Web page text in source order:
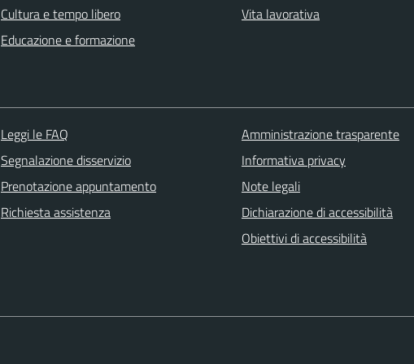
Cultura e tempo libero
Educazione e formazione
Vita lavorativa
Leggi le FAQ
Segnalazione disservizio
Prenotazione appuntamento
Richiesta assistenza
Amministrazione trasparente
Informativa privacy
Note legali
Dichiarazione di accessibilità
Obiettivi di accessibilità